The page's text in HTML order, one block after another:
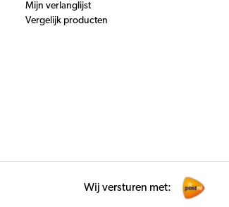
Mijn verlanglijst
Vergelijk producten
Wij versturen met: